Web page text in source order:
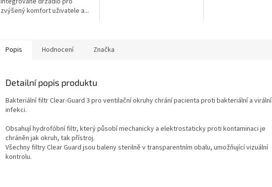
zvýšený komfort uživatele a...
Popis Hodnocení Značka
Detailní popis produktu
Bakteriální filtr Clear-Guard 3 pro ventilační okruhy chrání pacienta proti bakteriální a virální
infekci.
Obsahují hydrofóbní filtr, který působí mechanicky a elektrostaticky proti kontaminaci je
chráněn jak okruh, tak přístroj.
Všechny filtry Clear Guard jsou baleny sterilně v transparentním obalu, umožňující vizuální
kontrolu.